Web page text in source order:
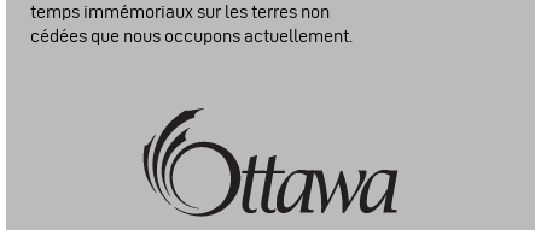
temps immémoriaux sur les terres non
cédées que nous occupons actuellement.